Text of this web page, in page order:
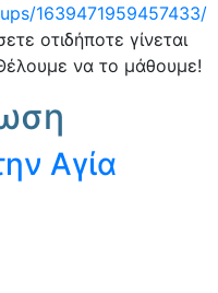
1639471959457433/
οτιδήποτε γίνεται
να το μάθουμε!
Αγία